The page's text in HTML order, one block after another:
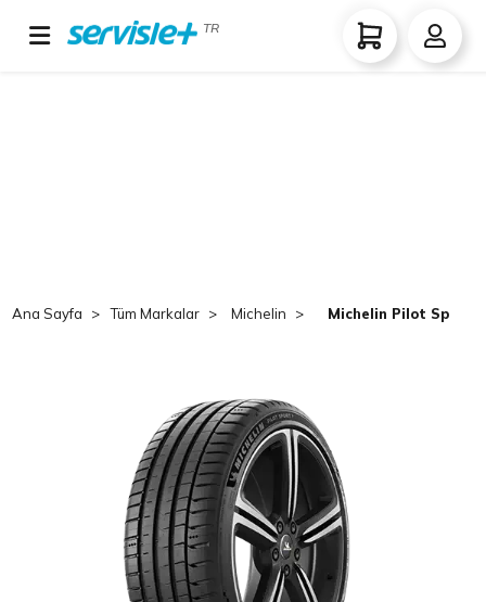
TR
Ana Sayfa Tüm Markalar Michelin Michelin Pilot Sport 5